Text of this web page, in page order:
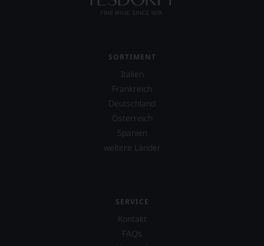
SORTIMENT
Italien
Frankreich
Deutschland
Österreich
Spanien
weitere Länder
SERVICE
Kontakt
FAQs